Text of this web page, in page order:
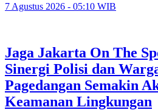
7 Agustus 2026 - 05:10 WIB
Jaga Jakarta On The
Sinergi Polisi dan
Pagedangan Semakin
Keamanan Lingkungan